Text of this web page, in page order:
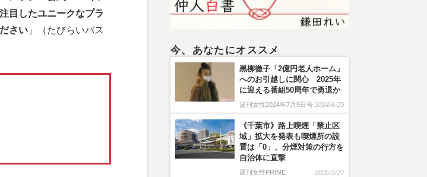
目したユニークなプラ
さい 」（たびらいバス
今、あなたにオススメ
黒柳徹子「2億円老人ホーム」
へのお引越しに関心 2025年
に迎える番組50周年で勇退か
週刊女性2024年7月9日号 2024/6/25
《千葉市》路上喫煙「禁止区
域」拡大を発表も喫煙所の設
置は「0」、分煙対策の行方を
自治体に直撃
週刊女性PRIME 2026/5/27